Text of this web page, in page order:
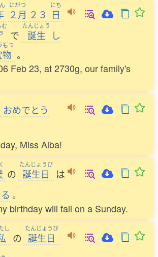
にがつ
２月 ２３
にち
日
む
で
たんじょう
誕生
し
もつ
物 。
Feb 23, at 2730g, our family's
おめでとう
Miss Aiba!
の
たんじょうび
誕生日 は
。
birthday will fall on a Sunday.
し
の
たんじょうび
誕生日